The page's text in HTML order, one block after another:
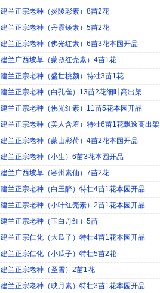
建兰正宗老种（炎陵彩素）8苗2花
建兰正宗老种（丹霞矮素）5苗2花
建兰正宗老种（佛光红素）6苗3花本园开品
建兰广西坡草（蒙叔红壳素）4苗1花
建兰正宗老种（盛世桃颜）特壮3苗1花
建兰正宗老种（白孔雀）13苗2花细叶高出架
建兰正宗老种（佛光红素）11苗5花本园开品
建兰正宗老种（美人含羞）特壮6苗1花飘逸高出架
建兰正宗老种（蒙山彩荷）4苗2花本园开品
建兰正宗老种（小生）6苗3花本园开品
建兰广西坡草（容州素仙）7苗2花
建兰正宗老种（白玉醉）特壮4苗1花本园开品
建兰正宗老种（小叶红壳素）2苗1花本园开品
建兰正宗老种（玉白丹红）5苗
建兰正宗仁化（大瓜子）特壮4苗1花本园开品
建兰正宗仁化（小瓜子）特壮5苗2花
建兰正宗老种（圣雪）2苗1花
建兰正宗老种（映月素）特壮3苗1花本园开品